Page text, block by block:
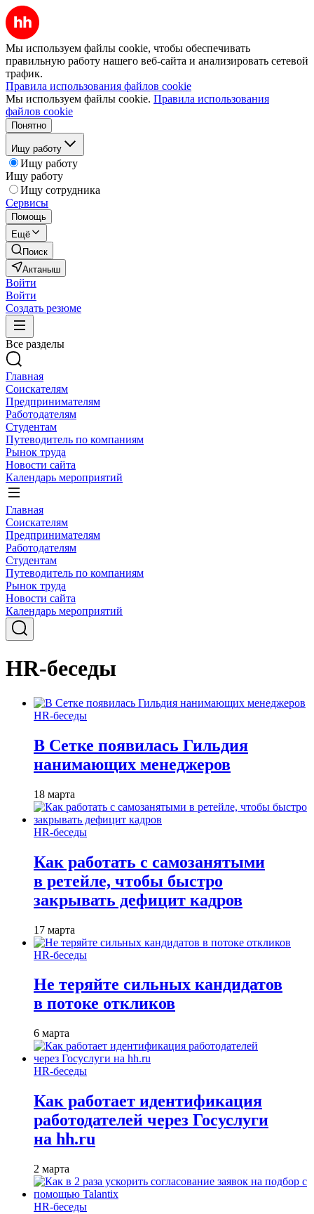
Мы используем файлы cookie, чтобы обеспечивать
правильную работу нашего веб-сайта и анализировать сетевой
трафик.
Правила использования файлов cookie
Мы используем файлы cookie. Правила использования
файлов cookie
Понятно
Ищу работу
Ищу работу
Ищу работу
Ищу сотрудника
Сервисы
Помощь
Ещё
Поиск
Актаныш
Войти
Войти
Создать резюме
Все разделы
Главная
Соискателям
Предпринимателям
Работодателям
Студентам
Путеводитель по компаниям
Рынок труда
Новости сайта
Календарь мероприятий
Главная
Соискателям
Предпринимателям
Работодателям
Студентам
Путеводитель по компаниям
Рынок труда
Новости сайта
Календарь мероприятий
HR-беседы
HR-беседы
В Сетке появилась Гильдия
нанимающих менеджеров
18 марта
HR-беседы
Как работать с самозанятыми
в ретейле, чтобы быстро
закрывать дефицит кадров
17 марта
HR-беседы
Не теряйте сильных кандидатов
в потоке откликов
6 марта
HR-беседы
Как работает идентификация
работодателей через Госуслуги
на hh.ru
2 марта
HR-беседы